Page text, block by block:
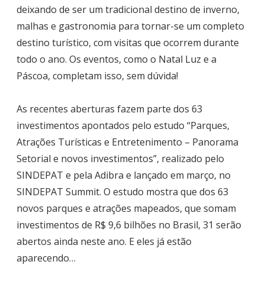
deixando de ser um tradicional destino de inverno,
malhas e gastronomia para tornar-se um completo
destino turístico, com visitas que ocorrem durante
todo o ano. Os eventos, como o Natal Luz e a
Páscoa, completam isso, sem dúvida!
As recentes aberturas fazem parte dos 63
investimentos apontados pelo estudo “Parques,
Atrações Turísticas e Entretenimento – Panorama
Setorial e novos investimentos”, realizado pelo
SINDEPAT e pela Adibra e lançado em março, no
SINDEPAT Summit. O estudo mostra que dos 63
novos parques e atrações mapeados, que somam
investimentos de R$ 9,6 bilhões no Brasil, 31 serão
abertos ainda neste ano. E eles já estão
aparecendo…